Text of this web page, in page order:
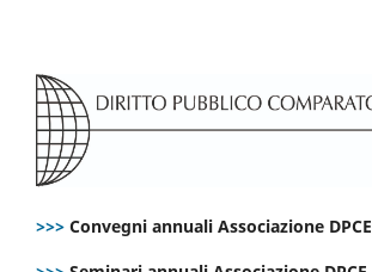
>>> Convegni annuali Associazione DPCE